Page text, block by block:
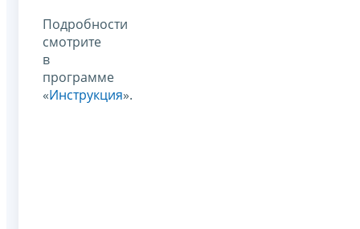
Подробности
смотрите
в
программе
«Инструкция».